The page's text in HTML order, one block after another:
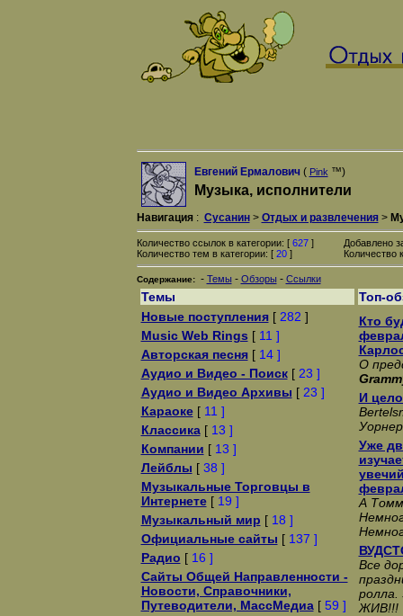
Евгений Ермалович ( Pink™)
Музыка, исполнители
Навигация: Сусанин> Отдых и развлечения>
Количество ссылок в категории: [ 627]
Количество тем в категории: [ 20]
Добавлено
Количество
Содержание: - Темы - Обзоры - Ссылки
Темы
Топ-
Новые поступления[ 282 ]
Music Web Rings [ 11 ]
Авторская песня[ 14 ]
Аудио и Видео - Поиск[ 23 ]
Аудио и Видео Архивы [ 23 ]
Караоке[ 11 ]
Классика[ 13 ]
Компании [ 13 ]
Лейблы [ 38 ]
Музыкальные Торговцы в
Интернете[ 19 ]
Музыкальный мир [ 18 ]
Официальные сайты [ 137 ]
Радио [ 16 ]
Сайты Общей Направленности -
Новости, Справочники,
Путеводители, МассМедиа[ 59 ]
Кто
О
И
Уже
А
Все
ЖИВ!!!